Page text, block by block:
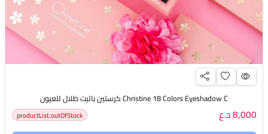
Christine 18 Colors Eyeshadow C كرستين باليت ظلال للعيون
8,000 د.ع productList.outOfStock